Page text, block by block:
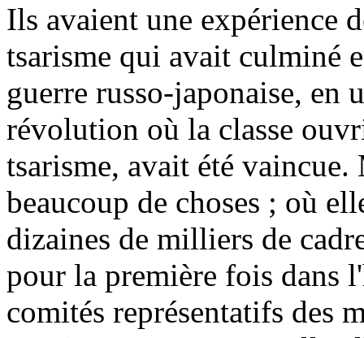
Ils avaient une expérience
tsarisme qui avait culminé
guerre russo-japonaise,
révolution où la classe
tsarisme, avait été
beaucoup de choses ; où
dizaines de milliers de
pour la première fois dans
comités représentatifs des